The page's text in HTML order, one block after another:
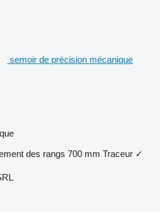
semoir de précision mécanique
des rangs 700 mm Traceur ✓